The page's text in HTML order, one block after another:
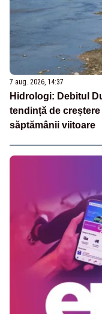
7 aug. 2026, 14:37
Hidrologi: Debitul
tendință de
săptămânii viitoare